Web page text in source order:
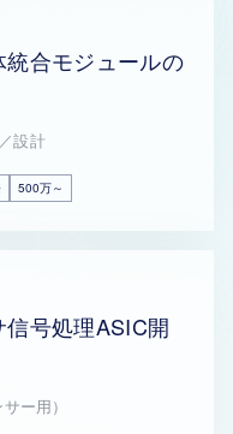
合モジュールの
設計
500万～
号処理ASIC開
ー用）